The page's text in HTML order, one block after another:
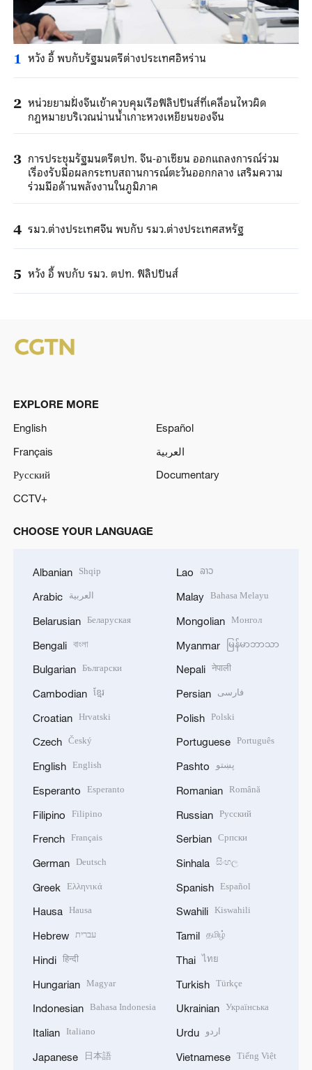
1 หวัง อี้ พบกับรัฐมนตรีต่างประเทศอิหร่าน
2 หน่วยยามฝั่งจีนเข้าควบคุมเรือฟิลิปปินส์ที่เคลื่อนไหวผิด
กฎหมายบริเวณน่านน้ำเกาะหวงเหยียนของจีน
3 การประชุมรัฐมนตรีตปท. จีน-อาเซียน ออกแถลงการณ์ร่วม
เรื่องรับมือผลกระทบสถานการณ์ตะวันออกกลาง เสริมความ
ร่วมมือด้านพลังงานในภูมิภาค
4 รมว.ต่างประเทศจีน พบกับ รมว.ต่างประเทศสหรัฐ
5 หวัง อี้ พบกับ รมว. ตปท. ฟิลิปปินส์
EXPLORE MORE
English
Español
Français
العربية
Русский
Documentary
CCTV+
CHOOSE YOUR LANGUAGE
Albanian Shqip
Arabic العربية
Belarusian Беларуская
Bengali বাংলা
Bulgarian Български
Cambodian ខ្មែរ
Croatian Hrvatski
Czech Český
English English
Esperanto Esperanto
Filipino Filipino
French Français
German Deutsch
Greek Ελληνικά
Hausa Hausa
Hebrew עברית
Hindi हिन्दी
Hungarian Magyar
Indonesian Bahasa Indonesia
Italian Italiano
Japanese 日本語
Lao ລາວ
Malay Bahasa Melayu
Mongolian Монгол
Myanmar မြန်မာဘာသာ
Nepali नेपाली
Persian فارسی
Polish Polski
Portuguese Português
Pashto پښتو
Romanian Română
Russian Русский
Serbian Српски
Sinhala සිංහල
Spanish Español
Swahili Kiswahili
Tamil தமிழ்
Thai ไทย
Turkish Türkçe
Ukrainian Українська
Urdu اردو
Vietnamese Tiếng Việt